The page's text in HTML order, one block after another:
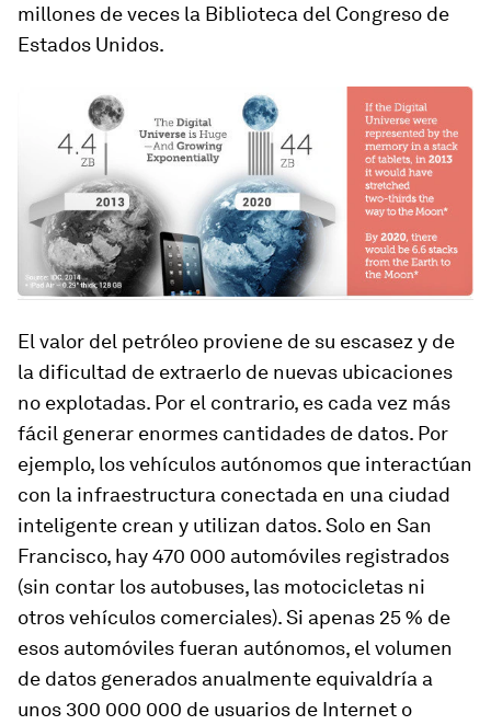
millones de veces la Biblioteca del Congreso de
Estados Unidos.
El valor del petróleo proviene de su escasez y de
la dificultad de extraerlo de nuevas ubicaciones
no explotadas. Por el contrario, es cada vez más
fácil generar enormes cantidades de datos. Por
ejemplo, los vehículos autónomos que interactúan
con la infraestructura conectada en una ciudad
inteligente crean y utilizan datos. Solo en San
Francisco, hay 470 000 automóviles registrados
(sin contar los autobuses, las motocicletas ni
otros vehículos comerciales). Si apenas 25 % de
esos automóviles fueran autónomos, el volumen
de datos generados anualmente equivaldría a
unos 300 000 000 de usuarios de Internet o